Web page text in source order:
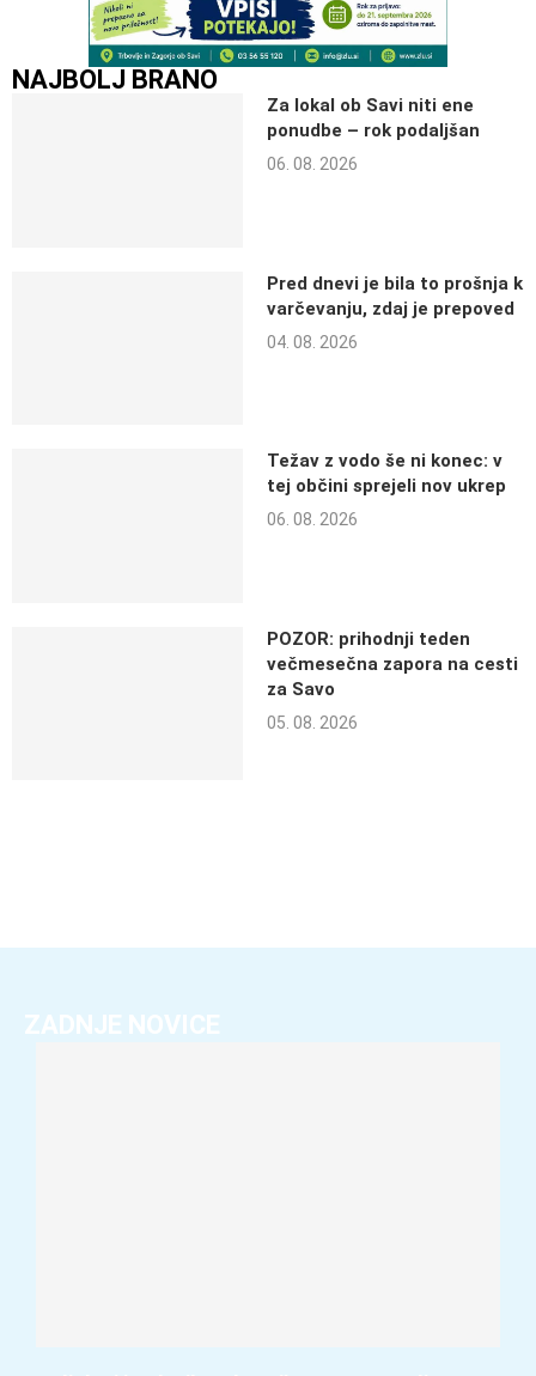
NAJBOLJ BRANO
Za lokal ob Savi niti ene
ponudbe – rok podaljšan
06. 08. 2026
Pred dnevi je bila to prošnja k
varčevanju, zdaj je prepoved
04. 08. 2026
Težav z vodo še ni konec: v
tej občini sprejeli nov ukrep
06. 08. 2026
POZOR: prihodnji teden
večmesečna zapora na cesti
za Savo
05. 08. 2026
ZADNJE NOVICE